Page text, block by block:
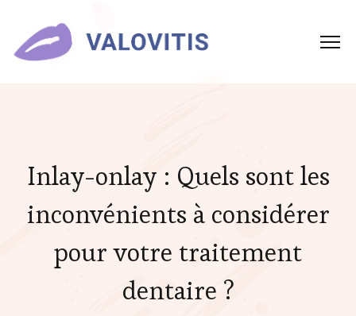
Inlay-onlay : Quels sont les
inconvénients à considérer
pour votre traitement
dentaire ?